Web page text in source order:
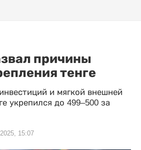
причины
тенге
и мягкой внешней
укрепился до 499–500 за
15:07